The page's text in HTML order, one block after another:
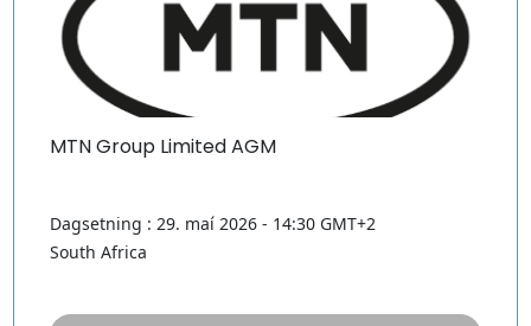
MTN Group Limited AGM
Dagsetning : 29. maí 2026 - 14:30 GMT+2
South Africa